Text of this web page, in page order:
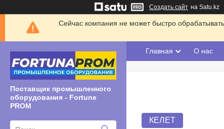
Создать сайт на Satu.kz
Сейчас компания не может быстро
Поставщик промышленного
оборудования - Fortune
PROM
Главная О нас
КЕЛЕТ